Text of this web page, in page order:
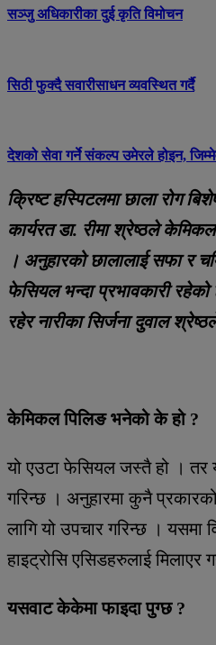
सञ्जु अधिकारीका दुई कृति विमोचन
सिठी फुक्दै सवारीसाधन व्यवस्थित गर्दै
देशको सेवा गर्ने संकल्प उमेरले होइन,
क्रिष्ट हस्पिटलमा छाला रोग
कार्यरत डा. रीमा श्रेष्ठले
। अनुहारको छालालाई सफा र
फेसियल भन्दा प्रभावकारी
रहेर नारीका सिर्जना दुवाल
केमिकल पिलिङ भनेको के हो ?
यो एउटा फेसियल जस्तै हो । तर
गरिन्छ । अनुहारमा कुनै
लागि यो उपचार गरिन्छ । यसमा
हाइट्रोसि एसिडहरुलाई मिलाएर
यसवाट केकेमा फाइदा पुग्छ ?